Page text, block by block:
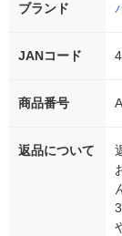
ブランド
JANコード
商品番号
返品について